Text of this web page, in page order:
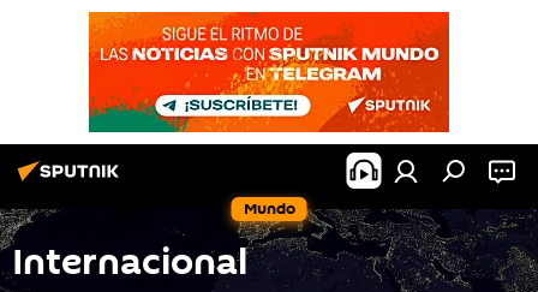
Mundo
Internacional